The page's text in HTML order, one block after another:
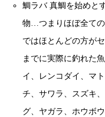
鯛ラバ 真鯛を始めと
物…つまりほぼ全て
ではほとんどの方が
までに実際に釣れた
イ、レンコダイ、マ
チ、サワラ、スズキ
グ、ヤガラ、ホウボ